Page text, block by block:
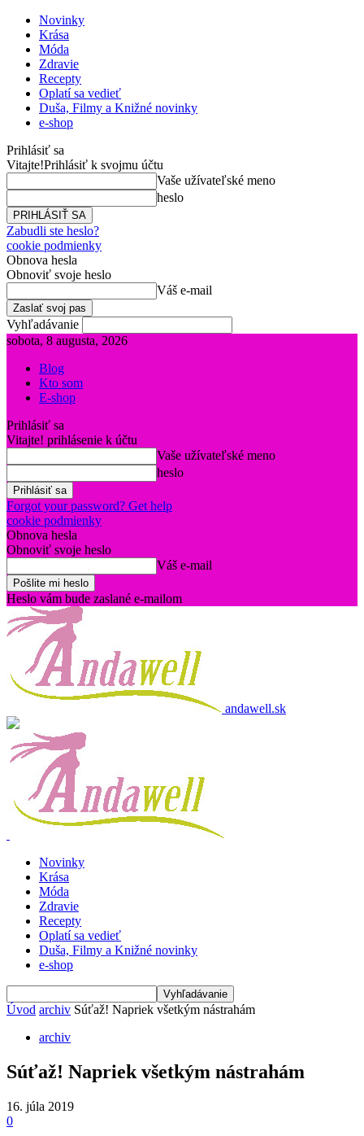
Novinky
Krása
Móda
Zdravie
Recepty
Oplatí sa vedieť
Duša, Filmy a Knižné novinky
e-shop
Prihlásiť sa
Vitajte!Prihlásiť k svojmu účtu
Vaše užívateľské meno
heslo
Zabudli ste heslo?
cookie podmienky
Obnova hesla
Obnoviť svoje heslo
Váš e-mail
Vyhľadávanie
sobota, 8 augusta, 2026
Blog
Kto som
E-shop
Prihlásiť sa
Vitajte! prihlásenie k účtu
Vaše užívateľské meno
heslo
Forgot your password? Get help
cookie podmienky
Obnova hesla
Obnoviť svoje heslo
Váš e-mail
Heslo vám bude zaslané e-mailom
andawell.sk
Novinky
Krása
Móda
Zdravie
Recepty
Oplatí sa vedieť
Duša, Filmy a Knižné novinky
e-shop
Úvod archiv Súťaž! Napriek všetkým nástrahám
archiv
Súťaž! Napriek všetkým nástrahám
16. júla 2019
0